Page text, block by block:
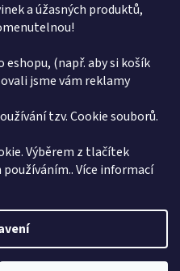
a úžasných produktů,
(např. aby si košík
jsme vám reklamy
tzv. Cookie souborů.
Výběrem z tlačítek
Více informací
cm.
práva vyhrazena.Upravit